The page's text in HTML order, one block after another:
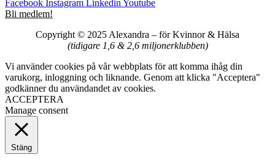
Facebook Instagram Linkedin Youtube
Bli medlem!
Copyright © 2025 Alexandra – för Kvinnor & Hälsa
(tidigare 1,6 & 2,6 miljonerklubben)
Vi använder cookies på vår webbplats för att komma ihåg din
varukorg, inloggning och liknande. Genom att klicka "Acceptera"
godkänner du användandet av cookies.
ACCEPTERA
Manage consent
Stäng